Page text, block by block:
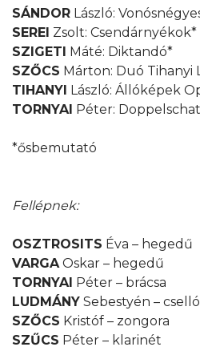
SÁNDOR László:
SEREI Zsolt: Csendárnyékok*
SZIGETI
Máté: Diktandó*
SZŐCS Márton: Duó Tihanyi
TIHANYI
László: Állóképek
TORNYAI Péter:
*ősbemutató
Fellépnek:
OSZTROSITS Éva – hegedű
VARGAOskar – hegedű
TORNYAI Péter – brácsa
LUDMÁNY Sebestyén – cselló
SZŐCS Kristóf – zongora
SZŰCS Péter – klarinét